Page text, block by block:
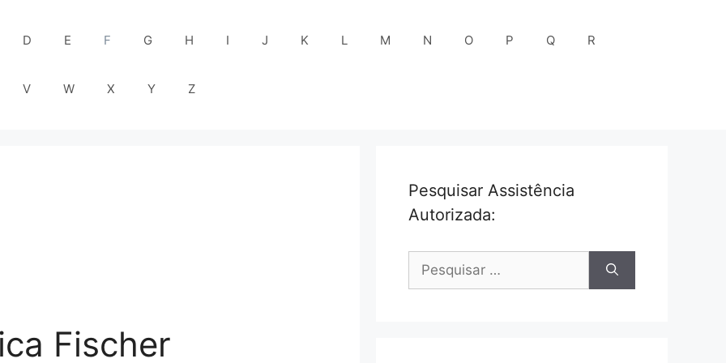
D E F G H I J K L M N O P Q R
V W X Y Z
Fischer
Pesquisar Assistência
Autorizada:
Pesquisar